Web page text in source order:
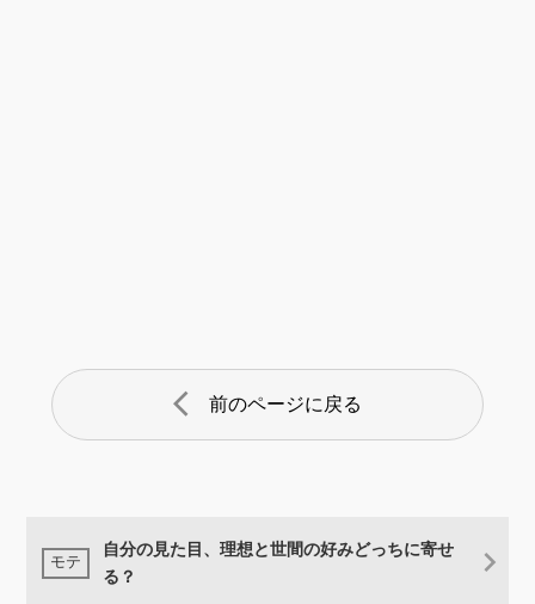
arrow_back_ios 前のページに戻る
自分の見た目、理想と世間の好みどっちに寄せ
る？